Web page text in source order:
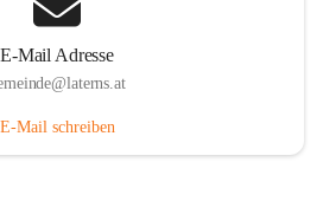
E-Mail Adresse
E-Mail schreiben